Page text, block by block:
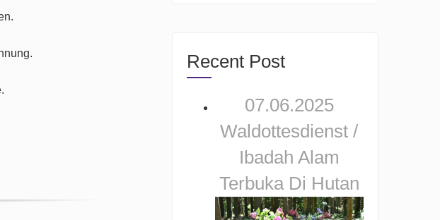
Recent Post
07.06.2025
Waldottesdienst /
Ibadah Alam
Terbuka Di Hutan